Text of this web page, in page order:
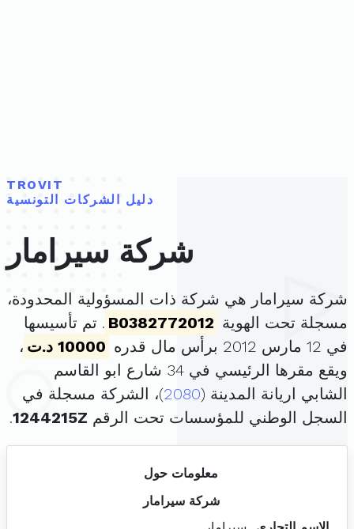
TROVIT
دليل الشركات التونسية
شركة سيرامار
شركة سيرامار هي شركة ذات المسؤولية المحدودة،
مسجلة تحت الهوية B0382772012 . تم تأسيسها
في 12 مارس 2012 برأس مال قدره
10000 د.ت
،
ويقع مقرها الرئيسي في 34 شارع ابو القاسم
الشابي اريانة المدينة (2080)، الشركة مسجلة في
السجل الوطني للمؤسسات تحت الرقم 1244215Z
.
معلومات حول
شركة سيرامار